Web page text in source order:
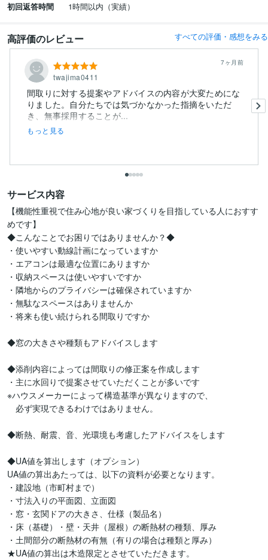
初回返答時間
1時間以内（実績）
高評価のレビュー すべての評価・感想をみる
twajima0411
7ヶ月前
間取りに対する提案やアドバイスの内容が大変ためにな
りました。自分たちでは気づかなかった指摘をいただ
き、無事採用することが...
もっと見る
サービス内容
【機能性重視で住み心地が良い家づくりを目指している人におすす
めです】
◆こんなことでお困りではありませんか？◆
・使いやすい動線計画になっていますか
・エアコンは最適な位置にありますか
・収納スペースは使いやすいですか
・隣地からのプライバシーは確保されていますか
・無駄なスペースはありませんか
・将来も使い続けられる間取りですか
◆窓の大きさや種類もアドバイスします
◆添削内容によっては間取りの修正案を作成します
・主に水回りで提案させていただくことが多いです
※ハウスメーカーによって構造基準が異なりますので、
必ず実現できるわけではありません。
◆断熱、耐震、音、光環境も考慮したアドバイスをします
◆UA値を算出します（オプション）
UA値の算出あたっては、以下の資料が必要となります。
・建設地（市町村まで）
・寸法入りの平面図、立面図
・窓・玄関ドアの大きさ、仕様（製品名）
・床（基礎）・壁・天井（屋根）の断熱材の種類、厚み
・土間部分の断熱材の有無（有りの場合は種類と厚み）
★UA値の算出は木造限定とさせていただきます。